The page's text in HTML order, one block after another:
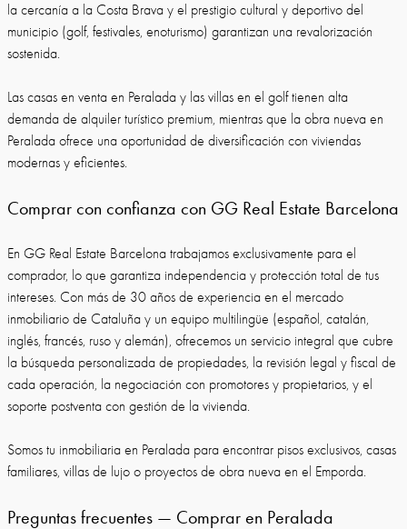
la cercanía a la Costa Brava y el prestigio cultural y deportivo del
municipio (golf, festivales, enoturismo) garantizan una revalorización
sostenida.
Las casas en venta en Peralada y las villas en el golf tienen alta
demanda de alquiler turístico premium, mientras que la obra nueva en
Peralada ofrece una oportunidad de diversificación con viviendas
modernas y eficientes.
Comprar con confianza con GG Real Estate Barcelona
En GG Real Estate Barcelona trabajamos exclusivamente para el
comprador, lo que garantiza independencia y protección total de tus
intereses. Con más de 30 años de experiencia en el mercado
inmobiliario de Cataluña y un equipo multilingüe (español, catalán,
inglés, francés, ruso y alemán), ofrecemos un servicio integral que cubre
la búsqueda personalizada de propiedades, la revisión legal y fiscal de
cada operación, la negociación con promotores y propietarios, y el
soporte postventa con gestión de la vivienda.
Somos tu inmobiliaria en Peralada para encontrar pisos exclusivos, casas
familiares, villas de lujo o proyectos de obra nueva en el Emporda.
Preguntas frecuentes — Comprar en Peralada